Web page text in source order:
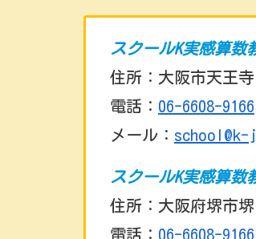
スクールK実感算数
住所：大阪市天王
電話： 06-6608-9166
メール：
スクールK実感算数
住所：大阪府堺市
電話： 06-6608-9166